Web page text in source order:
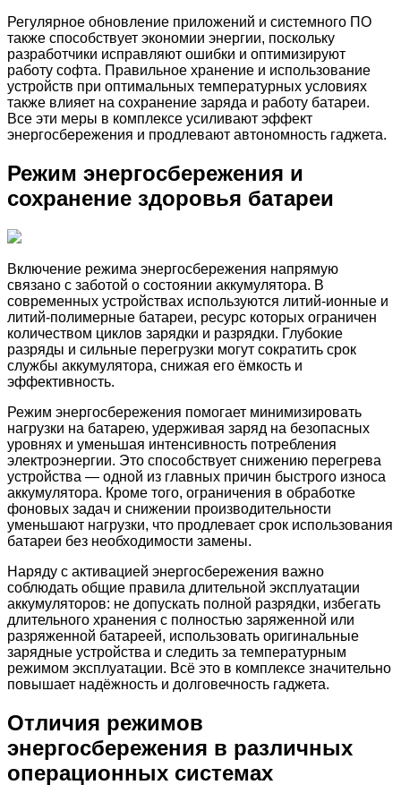
Регулярное обновление приложений и системного ПО
также способствует экономии энергии, поскольку
разработчики исправляют ошибки и оптимизируют
работу софта. Правильное хранение и использование
устройств при оптимальных температурных условиях
также влияет на сохранение заряда и работу батареи.
Все эти меры в комплексе усиливают эффект
энергосбережения и продлевают автономность гаджета.
Режим энергосбережения и
сохранение здоровья батареи
Включение режима энергосбережения напрямую
связано с заботой о состоянии аккумулятора. В
современных устройствах используются литий-ионные и
литий-полимерные батареи, ресурс которых ограничен
количеством циклов зарядки и разрядки. Глубокие
разряды и сильные перегрузки могут сократить срок
службы аккумулятора, снижая его ёмкость и
эффективность.
Режим энергосбережения помогает минимизировать
нагрузки на батарею, удерживая заряд на безопасных
уровнях и уменьшая интенсивность потребления
электроэнергии. Это способствует снижению перегрева
устройства — одной из главных причин быстрого износа
аккумулятора. Кроме того, ограничения в обработке
фоновых задач и снижении производительности
уменьшают нагрузки, что продлевает срок использования
батареи без необходимости замены.
Наряду с активацией энергосбережения важно
соблюдать общие правила длительной эксплуатации
аккумуляторов: не допускать полной разрядки, избегать
длительного хранения с полностью заряженной или
разряженной батареей, использовать оригинальные
зарядные устройства и следить за температурным
режимом эксплуатации. Всё это в комплексе значительно
повышает надёжность и долговечность гаджета.
Отличия режимов
энергосбережения в различных
операционных системах